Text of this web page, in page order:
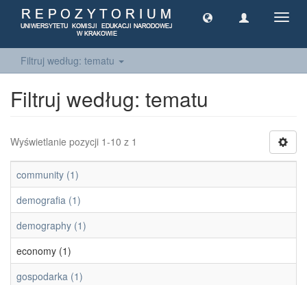
Filtruj według: tematu
Filtruj według: tematu
Wyświetlanie pozycji 1-10 z 1
community (1)
demografia (1)
demography (1)
economy (1)
gospodarka (1)